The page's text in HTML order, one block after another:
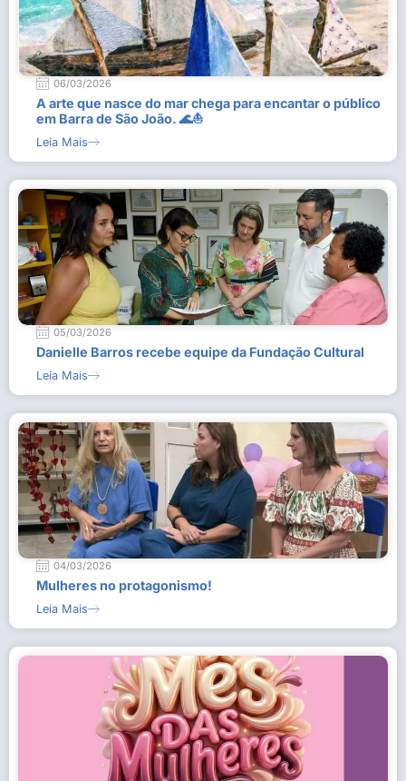
06/03/2026
A arte que nasce do mar chega para encantar o público
em Barra de São João. 🌊⛵
Leia Mais
05/03/2026
Danielle Barros recebe equipe da Fundação Cultural
Leia Mais
04/03/2026
Mulheres no protagonismo!
Leia Mais